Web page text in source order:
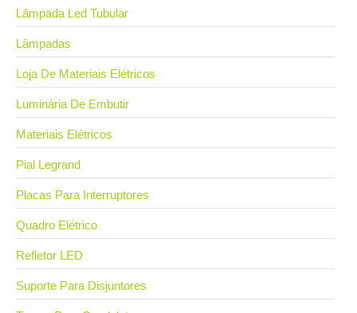
Lâmpada Led Tubular
Lâmpadas
Loja De Materiais Elétricos
Luminária De Embutir
Materiais Elétricos
Pial Legrand
Placas Para Interruptores
Quadro Elétrico
Refletor LED
Suporte Para Disjuntores